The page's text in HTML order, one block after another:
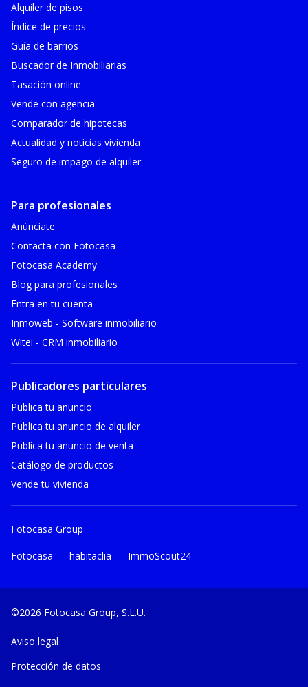
Alquiler de pisos
Índice de precios
Guía de barrios
Buscador de Inmobiliarias
Tasación online
Vende con agencia
Comparador de hipotecas
Actualidad y noticias vivienda
Seguro de impago de alquiler
Para profesionales
Anúnciate
Contacta con Fotocasa
Fotocasa Academy
Blog para profesionales
Entra en tu cuenta
Inmoweb - Software inmobiliario
Witei - CRM inmobiliario
Publicadores particulares
Publica tu anuncio
Publica tu anuncio de alquiler
Publica tu anuncio de venta
Catálogo de productos
Vende tu vivienda
Fotocasa Group
Fotocasa habitaclia ImmoScout24
©2026 Fotocasa Group, S.L.U.
Aviso legal
Protección de datos